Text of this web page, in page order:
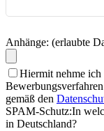
Anhänge: (erlaubte
Hiermit nehme
gemäß den
SPAM-Schutz:In
in Deutschland?